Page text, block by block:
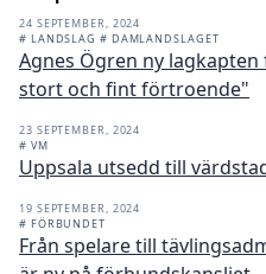
24 SEPTEMBER, 2024
# LANDSLAG # DAMLANDSLAGET
Agnes Ögren ny
stort och fint förtroende"
23 SEPTEMBER, 2024
# VM
Uppsala utsedd till
19 SEPTEMBER, 2024
# FÖRBUNDET
Från spelare till